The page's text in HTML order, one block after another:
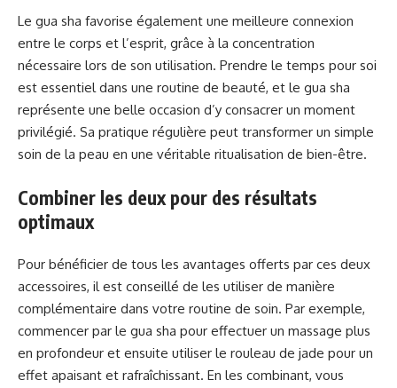
Le gua sha favorise également une meilleure connexion
entre le corps et l’esprit, grâce à la concentration
nécessaire lors de son utilisation. Prendre le temps pour soi
est essentiel dans une routine de beauté, et le gua sha
représente une belle occasion d’y consacrer un moment
privilégié. Sa pratique régulière peut transformer un simple
soin de la peau en une véritable ritualisation de bien-être.
Combiner les deux pour des résultats
optimaux
Pour bénéficier de tous les avantages offerts par ces deux
accessoires, il est conseillé de les utiliser de manière
complémentaire dans votre routine de soin. Par exemple,
commencer par le gua sha pour effectuer un massage plus
en profondeur et ensuite utiliser le rouleau de jade pour un
effet apaisant et rafraîchissant. En les combinant, vous